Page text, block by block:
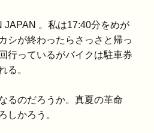
JAPAN 。私は17:40分をめが
シが終わったらさっさと帰っ
行っているがバイクは駐車券
る。
るのだろうか。真夏の革命
しかろう。